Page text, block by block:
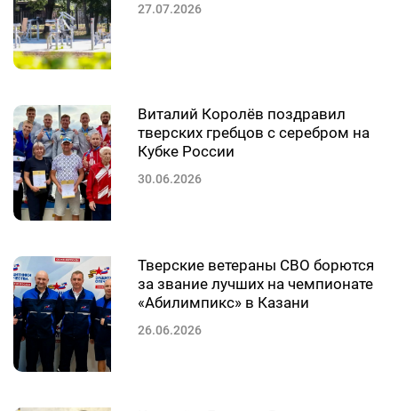
27.07.2026
Виталий Королёв поздравил
тверских гребцов с серебром на
Кубке России
30.06.2026
Тверские ветераны СВО борются
за звание лучших на чемпионате
«Абилимпикс» в Казани
26.06.2026